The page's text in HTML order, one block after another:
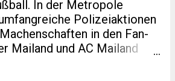
und mehr als 40.000
Welt ist die Messe ein
für Händler, Designer und
des Angebots
In der Metropole
Polizeiaktionen
in den Fan-
Mailand und AC Mailand